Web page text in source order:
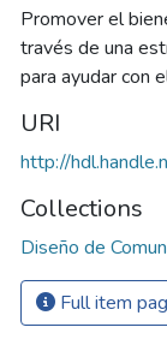
Promover el
través de una
para ayudar con
URI
http://
Collections
Diseño de
Full item